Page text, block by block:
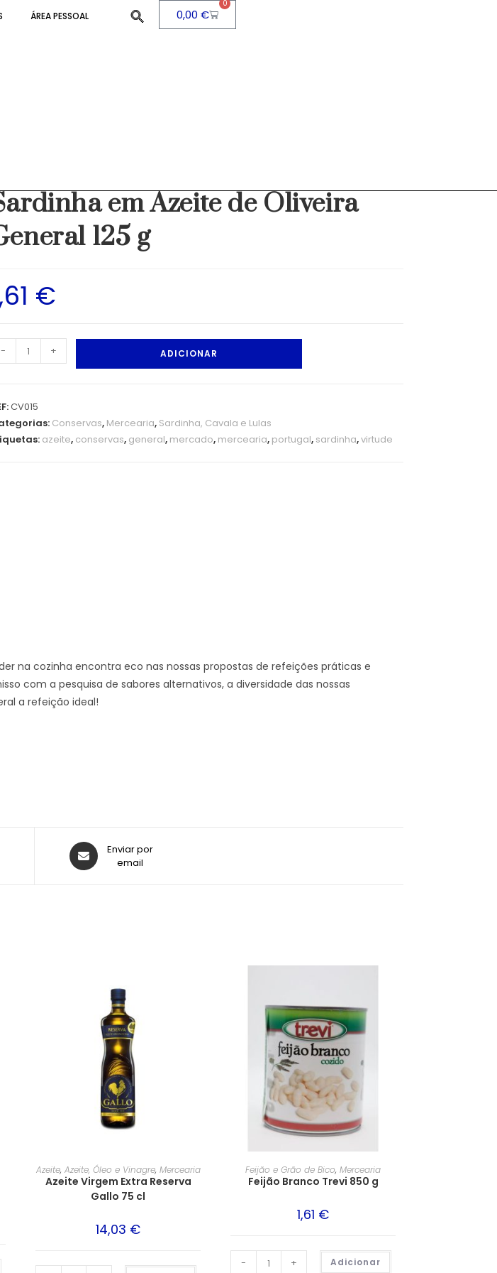
ÁREA PESSOAL 0,00€
0
em Azeite de Oliveira
125 g
€
- + ADICIONAR
CV015
Conservas, Mercearia, Sardinha, Cavala e Lulas
azeite, conservas, general, mercado, mercearia, portugal, sardinha,virtude
na cozinha encontra eco nas nossas propostas de refeições práticas e
com a pesquisa de sabores alternativos, a diversidade das nossas
a refeição ideal!
Enviar por
email
Azeite, Azeite, Óleo e Vinagre, Mercearia
Azeite Virgem Extra Reserva
Gallo 75 cl
14,03 €
Feijão e Grão de Bico, Mercearia
Feijão Branco Trevi 850 g
1,61 €
- + Adicionar